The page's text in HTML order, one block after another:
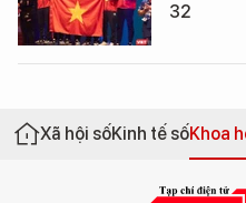
32
Xã hội sốKinh tế sốKhoa